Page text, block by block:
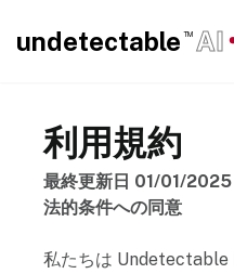
undetectable TM AI
利用規約
最終更新日 01/01/2025
法的条件への同意
私たちは